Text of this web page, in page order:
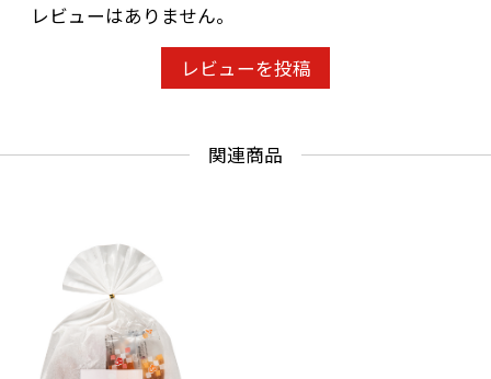
レビューはありません。
レビューを投稿
関連商品